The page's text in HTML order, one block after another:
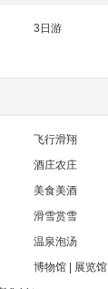
3日游
飞行滑翔
酒庄农庄
美食美酒
滑雪赏雪
温泉泡汤
博物馆 | 展览馆